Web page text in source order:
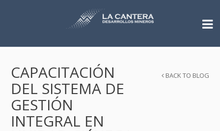
CAPACITACIÓN
DEL SISTEMA DE
GESTIÓN
INTEGRAL EN
BACK TO BLOG